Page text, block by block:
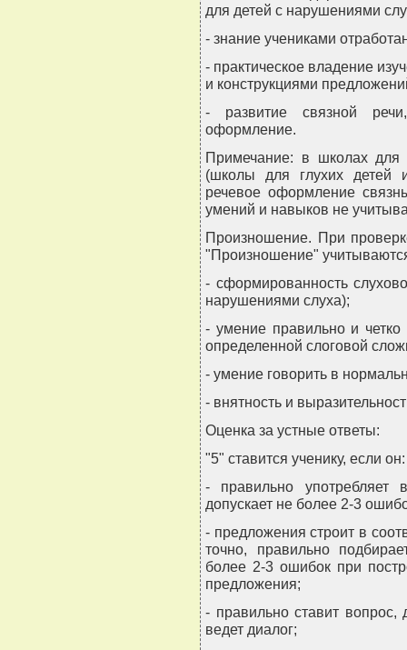
для детей с нарушениями
- знание учениками
- практическое владение
и конструкциями
- развитие связной
оформление.
Примечание: в школах
(школы для глухих детей
речевое оформление
умений и навыков не
Произношение. При
"Произношение"
- сформированность
нарушениями слуха);
- умение правильно и четко
определенной слоговой
- умение говорить в
- внятность и
Оценка за устные ответы:
"5" ставится ученику, если он:
- правильно
допускает не более 2-3
- предложения строит в
точно, правильно
более 2-3 ошибок при
предложения;
- правильно ставит вопрос,
ведет диалог;